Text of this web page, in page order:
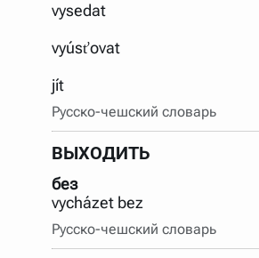
vysedat
vyúsťovat
jít
Русско-чешский словарь
ВЫХОДИТЬ
без
vycházet bez
Русско-чешский словарь